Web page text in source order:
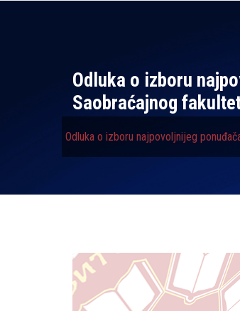
Odluka o izboru
Saobraćajnog
Odluka o izboru najpovolјnijeg